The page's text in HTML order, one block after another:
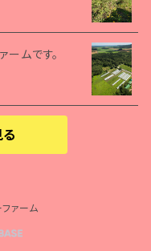
ムです。
ァーム